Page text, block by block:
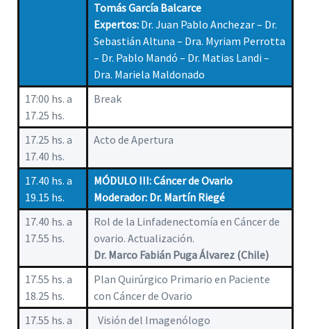
Tomás García Balcarce
Expertos: Dr. Juan Pablo Anchezar – Dr.
Sebastián Altuna – Dra. Myriam Perrotta
– Dr. Pablo Mandó – Dr. Matias Landi –
Dra. Mariela Maldonado
17:00 hs. a
17.25 hs.
Break
17.25 hs. a
17.40 hs.
Acto de Apertura
17.40 hs. a
19.15 hs.
MÓDULO III: Cáncer de Ovario
Moderador: Dr. Martín Riegé
17.40 hs. a
17.55 hs.
Rol de la Linfadenectomía en Cáncer de
ovario. Actualización.
Dr. Marco Fabián Puga Álvarez (Chile)
17.55 hs. a
18.25 hs.
Plan Quirúrgico Primario en Paciente
con Cáncer de Ovario
17.55 hs. a
Visión del Imagenólogo